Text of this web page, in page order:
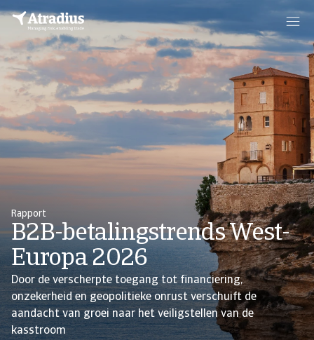
Rapport
B2B-betalingstrends West-
Europa 2026
Door de verscherpte toegang tot financiering,
onzekerheid en geopolitieke onrust verschuift de
aandacht van groei naar het veiligstellen van de
kasstroom